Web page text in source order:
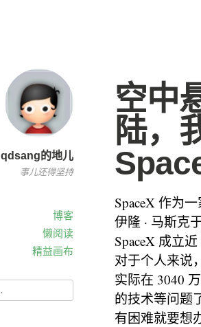
qdsang的地儿
事儿还得坚持
博客
懒阅读
精益画布
空中
陆，
SpaceX 作为
伊隆 · 马斯克
SpaceX 成立
对于个人来说
实际在 3040
的技术等问题
有困难就要想